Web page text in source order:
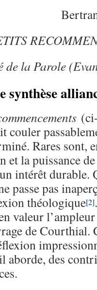
de la Parole
Rares sont,
et la puissance
intérêt durable.
passe pas
théologique[2]
valeur
de Courthial.
aborde, des